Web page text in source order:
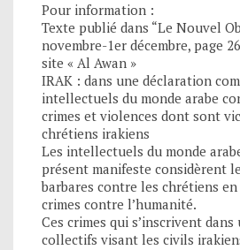
Pour information :
Texte publié dans “Le Nouvel
novembre-1er décembre, page
site « Al Awan »
IRAK : dans une déclaration
intellectuels du monde arabe
crimes et violences dont sont
chrétiens irakiens
Les intellectuels du monde
présent manifeste considèrent
barbares contre les chrétiens en
crimes contre l’humanité.
Ces crimes qui s’inscrivent dans
collectifs visant les civils